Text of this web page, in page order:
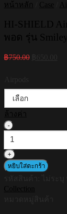
หน้าหลัก Case
HI-SHIELD
พอด รุ่น
฿750.00
ล้างค่า
SHIELD
AirPods
Case
เคส
หยิบใส่ตะกร้า
Collection